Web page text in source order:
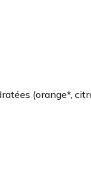
(orange*,